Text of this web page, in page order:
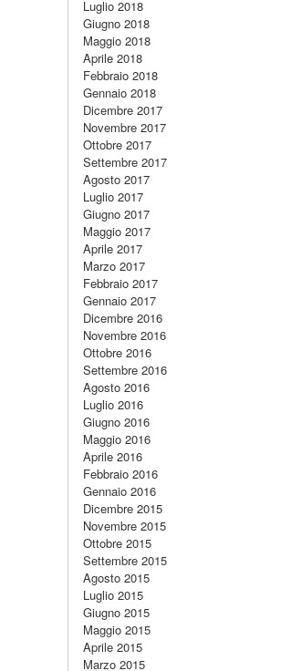
Luglio 2018
Giugno 2018
Maggio 2018
Aprile 2018
Febbraio 2018
Gennaio 2018
Dicembre 2017
Novembre 2017
Ottobre 2017
Settembre 2017
Agosto 2017
Luglio 2017
Giugno 2017
Maggio 2017
Aprile 2017
Marzo 2017
Febbraio 2017
Gennaio 2017
Dicembre 2016
Novembre 2016
Ottobre 2016
Settembre 2016
Agosto 2016
Luglio 2016
Giugno 2016
Maggio 2016
Aprile 2016
Febbraio 2016
Gennaio 2016
Dicembre 2015
Novembre 2015
Ottobre 2015
Settembre 2015
Agosto 2015
Luglio 2015
Giugno 2015
Maggio 2015
Aprile 2015
Marzo 2015